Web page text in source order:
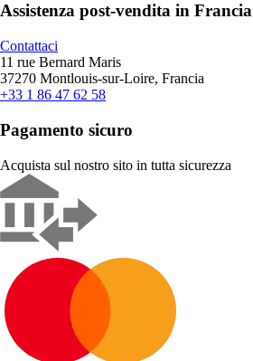
Assistenza post-vendita in Francia
Contattaci
11 rue Bernard Maris
37270 Montlouis-sur-Loire, Francia
+33 1 86 47 62 58
Pagamento sicuro
Acquista sul nostro sito in tutta sicurezza